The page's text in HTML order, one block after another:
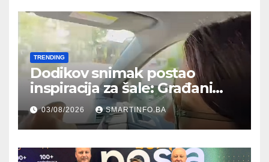
TRENDING
Dodikov snimak postao
inspiracija za šale: Građani
kroz parodiju poslali poruku
03/08/2026 SMARTINFO.BA